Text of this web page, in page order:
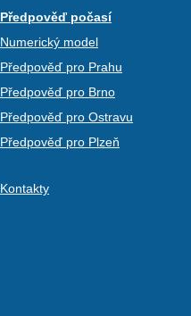
Předpověď počasí
Numerický model
Předpověď pro Prahu
Předpověď pro Brno
Předpověď pro Ostravu
Předpověď pro Plzeň
Kontakty